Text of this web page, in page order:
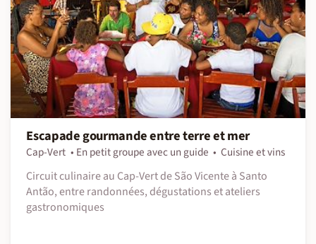
Escapade gourmande entre terre et mer
Cap-Vert En petit groupe avec un guide
Cuisine et vins
Circuit culinaire au Cap-Vert de São Vicente à Santo
Antão, entre randonnées, dégustations et ateliers
gastronomiques